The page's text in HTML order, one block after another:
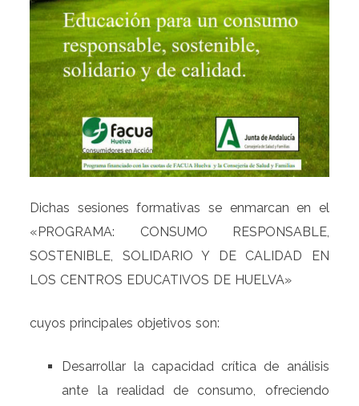
Dichas sesiones formativas se enmarcan en el
«PROGRAMA: CONSUMO RESPONSABLE,
SOSTENIBLE, SOLIDARIO Y DE CALIDAD EN
LOS CENTROS EDUCATIVOS DE HUELVA»
cuyos principales objetivos son:
Desarrollar la capacidad crítica de análisis
ante la realidad de consumo, ofreciendo